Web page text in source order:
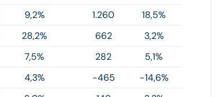
9,2% 1.260
18,5%
28,2% 662
3,2%
7,5% 282
5,1%
4,3% -465
-14,6%